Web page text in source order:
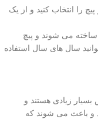
را انتخاب کنید و از یک
ساخته می شوند و پیچ
سال های سال استفاده
زیادی هستند و
و باعث می شوند که